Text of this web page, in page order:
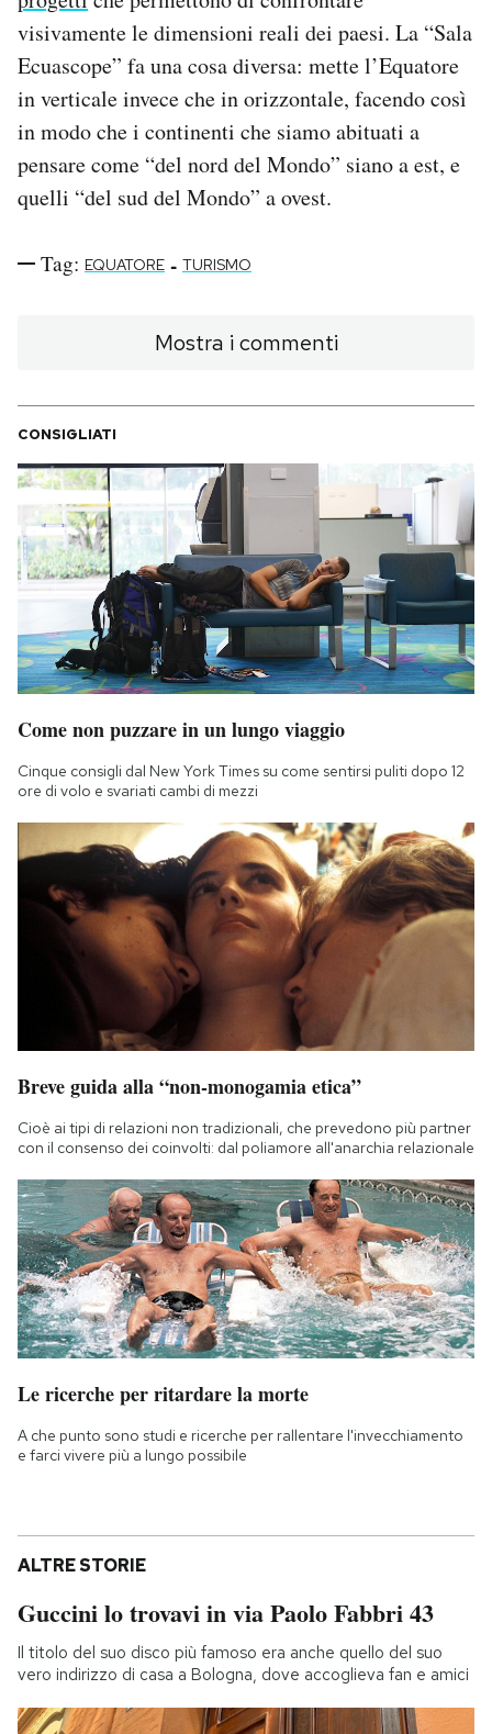
visivamente le dimensioni reali dei paesi. La “Sala
Ecuascope” fa una cosa diversa: mette l’Equatore
in verticale invece che in orizzontale, facendo così
in modo che i continenti che siamo abituati a
pensare come “del nord del Mondo” siano a est, e
quelli “del sud del Mondo” a ovest.
Tag: EQUATORE - TURISMO
Mostra i commenti
CONSIGLIATI
Come non puzzare in un lungo viaggio
Cinque consigli dal New York Times su come sentirsi puliti dopo 12
ore di volo e svariati cambi di mezzi
Breve guida alla “non-monogamia etica”
Cioè ai tipi di relazioni non tradizionali, che prevedono più partner
con il consenso dei coinvolti: dal poliamore all'anarchia relazionale
Le ricerche per ritardare la morte
A che punto sono studi e ricerche per rallentare l'invecchiamento
e farci vivere più a lungo possibile
ALTRE STORIE
Guccini lo trovavi in via Paolo Fabbri 43
Il titolo del suo disco più famoso era anche quello del suo
vero indirizzo di casa a Bologna, dove accoglieva fan e amici